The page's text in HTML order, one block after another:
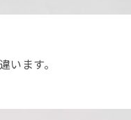
います。